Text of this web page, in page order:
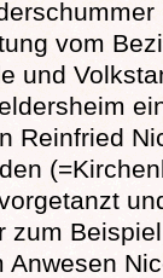
vom
und
Reinfried
zum